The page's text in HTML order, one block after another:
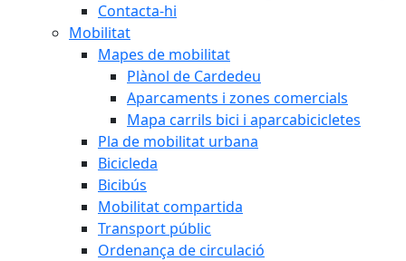
Contacta-hi
Mobilitat
Mapes de mobilitat
Plànol de Cardedeu
Aparcaments i zones comercials
Mapa carrils bici i aparcabicicletes
Pla de mobilitat urbana
Bicicleda
Bicibús
Mobilitat compartida
Transport públic
Ordenança de circulació